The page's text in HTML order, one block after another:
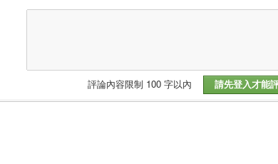
評論內容限制 100 字以內